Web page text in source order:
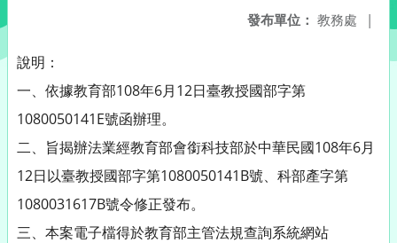
發布單位： 教務處 |
說明：
一、依據教育部108年6月12日臺教授國部字第
1080050141E號函辦理。
二、旨揭辦法業經教育部會銜科技部於中華民國108年6月
12日以臺教授國部字第1080050141B號、科部產字第
1080031617B號令修正發布。
三、本案電子檔得於教育部主管法規查詢系統網站